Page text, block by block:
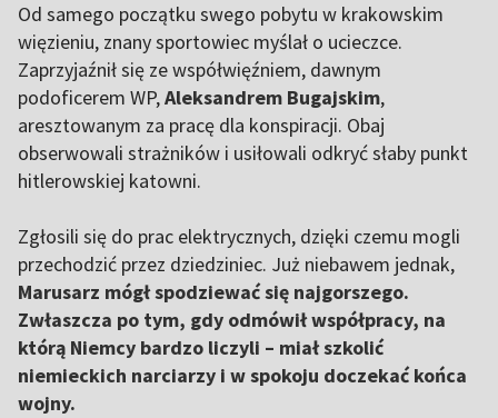
Od samego początku swego pobytu w krakowskim
więzieniu, znany sportowiec myślał o ucieczce.
Zaprzyjaźnił się ze współwięźniem, dawnym
podoficerem WP,Aleksandrem Bugajskim,
aresztowanym za pracę dla konspiracji. Obaj
obserwowali strażników i usiłowali odkryć słaby punkt
hitlerowskiej katowni.
Zgłosili się do prac elektrycznych, dzięki czemu mogli
przechodzić przez dziedziniec. Już niebawem jednak,
Marusarz mógł spodziewać się najgorszego.
Zwłaszcza po tym, gdy odmówił współpracy, na
którą Niemcy bardzo liczyli – miał szkolić
niemieckich narciarzy i w spokoju doczekać końca
wojny.